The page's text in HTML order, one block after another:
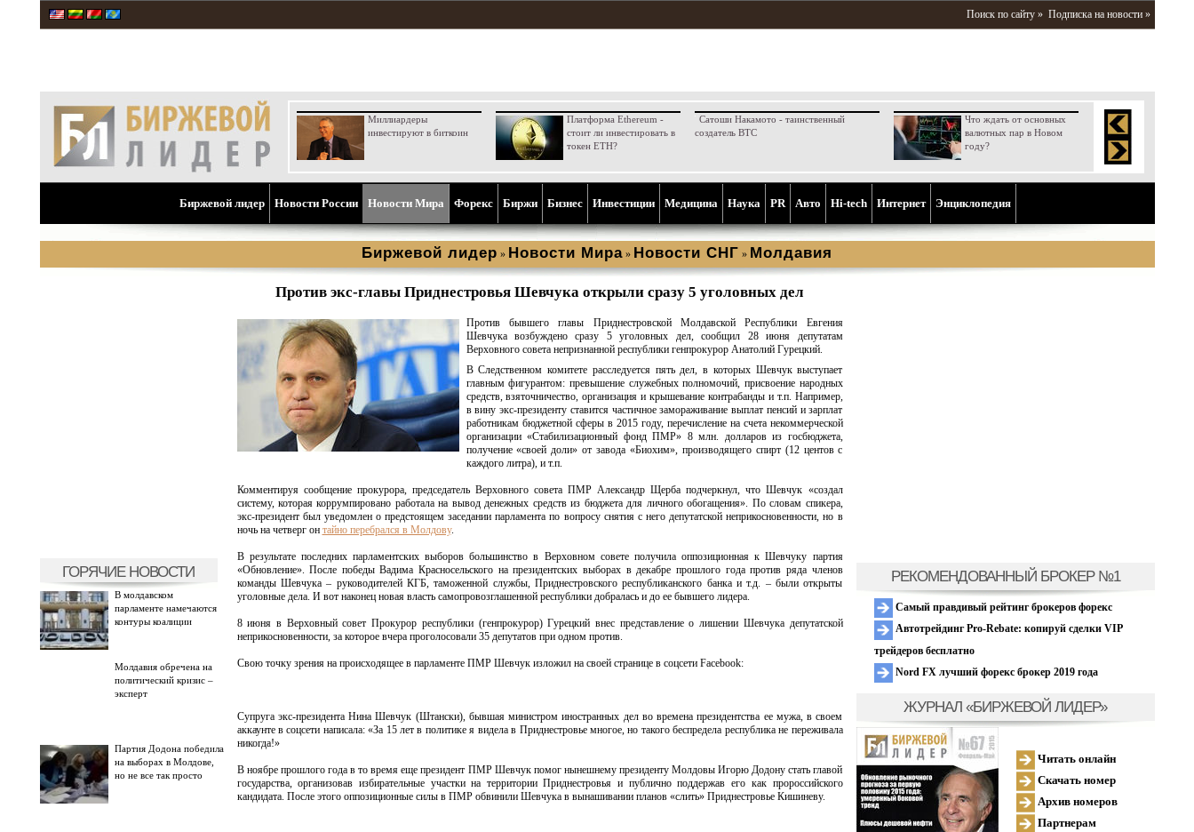
Поиск по сайту » Подписка на новости »
Миллиардеры
инвестируют в биткоин
Платформа Ethereum -
стоит ли инвестировать в
токен ETH?
Сатоши Накамото - таинственный
создатель BTC
Что ждать от основных
валютных пар в Новом
году?
Биржевой лидер Новости России Новости Мира Форекс Биржи Бизнес Инвестиции Медицина Наука PR Aвто Hi-tech Интернет Энциклопедия
Биржевой лидер » Новости Мира » Новости СНГ » Молдавия
ГОРЯЧИЕ НОВОСТИ
В молдавском
парламенте намечаются
контуры коалиции
Молдавия обречена на
политический кризис –
эксперт
Партия Додона победила
на выборах в Молдове,
но не все так просто
Против экс-главы Приднестровья Шевчука открыли сразу 5 уголовных дел
Против бывшего главы Приднестровской Молдавской Республики Евгения
Шевчука возбуждено сразу 5 уголовных дел, сообщил 28 июня депутатам
Верховного совета непризнанной республики генпрокурор Анатолий Гурецкий.
В Следственном комитете расследуется пять дел, в которых Шевчук выступает
главным фигурантом: превышение служебных полномочий, присвоение народных
средств, взяточничество, организация и крышевание контрабанды и т.п. Например,
в вину экс-президенту ставится частичное замораживание выплат пенсий и зарплат
работникам бюджетной сферы в 2015 году, перечисление на счета некоммерческой
организации «Стабилизационный фонд ПМР» 8 млн. долларов из госбюджета,
получение «своей доли» от завода «Биохим», производящего спирт (12 центов с
каждого литра), и т.п.
Комментируя сообщение прокурора, председатель Верховного совета ПМР Александр Щерба подчеркнул, что Шевчук «создал
систему, которая коррумпировано работала на вывод денежных средств из бюджета для личного обогащения». По словам спикера,
экс-президент был уведомлен о предстоящем заседании парламента по вопросу снятия с него депутатской неприкосновенности, но в
ночь на четверг он тайно перебрался в Молдову.
В результате последних парламентских выборов большинство в Верховном совете получила оппозиционная к Шевчуку партия
«Обновление». После победы Вадима Красносельского на президентских выборах в декабре прошлого года против ряда членов
команды Шевчука – руководителей КГБ, таможенной службы, Приднестровского республиканского банка и т.д. – были открыты
уголовные дела. И вот наконец новая власть самопровозглашенной республики добралась и до ее бывшего лидера.
8 июня в Верховный совет Прокурор республики (генпрокурор) Гурецкий внес представление о лишении Шевчука депутатской
неприкосновенности, за которое вчера проголосовали 35 депутатов при одном против.
Свою точку зрения на происходящее в парламенте ПМР Шевчук изложил на своей странице в соцсети Facebook:
Супруга экс-президента Нина Шевчук (Штански), бывшая министром иностранных дел во времена президентства ее мужа, в своем
аккаунте в соцсети написала: «За 15 лет в политике я видела в Приднестровье многое, но такого беспредела республика не переживала
никогда!»
В ноябре прошлого года в то время еще президент ПМР Шевчук помог нынешнему президенту Молдовы Игорю Додону стать главой
государства, организовав избирательные участки на территории Приднестровья и публично поддержав его как пророссийского
кандидата. После этого оппозиционные силы в ПМР обвинили Шевчука в вынашивании планов «слить» Приднестровье Кишиневу.
РЕКОМЕНДОВАННЫЙ БРОКЕР №1
Самый правдивый рейтинг брокеров форекс
Автотрейдинг Pro-Rebate: копируй сделки VIP
трейдеров бесплатно
Nord FX лучший форекс брокер 2019 года
ЖУРНАЛ «БИРЖЕВОЙ ЛИДЕР»
Читать онлайн
Скачать номер
Архив номеров
Партнерам